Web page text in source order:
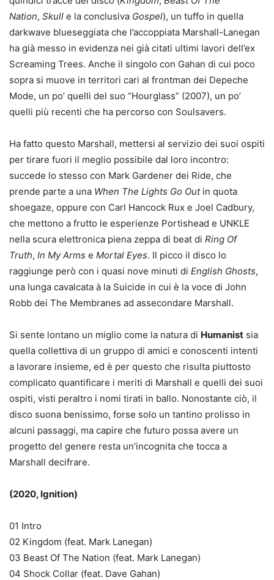
Nation, Skull e la conclusiva Gospel), un tuffo in quella
darkwave blueseggiata che l’accoppiata Marshall-Lanegan
ha già messo in evidenza nei già citati ultimi lavori dell’ex
Screaming Trees. Anche il singolo con Gahan di cui poco
sopra si muove in territori cari al frontman dei Depeche
Mode, un po’ quelli del suo “Hourglass” (2007), un po’
quelli più recenti che ha percorso con Soulsavers.
Ha fatto questo Marshall, mettersi al servizio dei suoi ospiti
per tirare fuori il meglio possibile dal loro incontro:
succede lo stesso con Mark Gardener dei Ride, che
prende parte a una When The Lights Go Outin quota
shoegaze, oppure con Carl Hancock Rux e Joel Cadbury,
che mettono a frutto le esperienze Portishead e UNKLE
nella scura elettronica piena zeppa di beat di Ring Of
Truth, In My Arms e Mortal Eyes. Il picco il disco lo
raggiunge però con i quasi nove minuti di English Ghosts,
una lunga cavalcata à la Suicide in cui è la voce di John
Robb dei The Membranes ad assecondare Marshall.
Si sente lontano un miglio come la natura di Humanist sia
quella collettiva di un gruppo di amici e conoscenti intenti
a lavorare insieme, ed è per questo che risulta piuttosto
complicato quantificare i meriti di Marshall e quelli dei suoi
ospiti, visti peraltro i nomi tirati in ballo. Nonostante ciò, il
disco suona benissimo, forse solo un tantino prolisso in
alcuni passaggi, ma capire che futuro possa avere un
progetto del genere resta un’incognita che tocca a
Marshall decifrare.
(2020, Ignition)
01 Intro
02 Kingdom (feat. Mark Lanegan)
03 Beast Of The Nation (feat. Mark Lanegan)
04 Shock Collar (feat. Dave Gahan)